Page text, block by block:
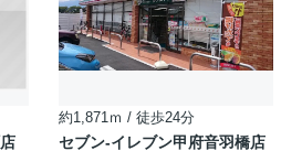
約1,871ｍ / 徒歩24分
セブン-イレブン甲府音羽橋店